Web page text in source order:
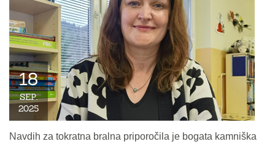
18
SEP.
2025
Navdih za tokratna bralna priporočila je bogata kamniška